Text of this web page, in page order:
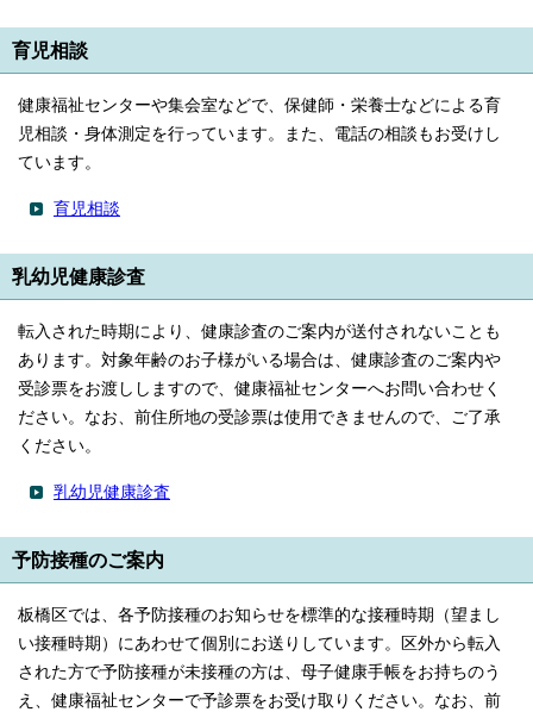
育児相談
健康福祉センターや集会室などで、保健師・栄養士などによる育
児相談・身体測定を行っています。また、電話の相談もお受けし
ています。
育児相談
乳幼児健康診査
転入された時期により、健康診査のご案内が送付されないことも
あります。対象年齢のお子様がいる場合は、健康診査のご案内や
受診票をお渡ししますので、健康福祉センターへお問い合わせく
ださい。なお、前住所地の受診票は使用できませんので、ご了承
ください。
乳幼児健康診査
予防接種のご案内
板橋区では、各予防接種のお知らせを標準的な接種時期（望まし
い接種時期）にあわせて個別にお送りしています。区外から転入
された方で予防接種が未接種の方は、母子健康手帳をお持ちのう
え、健康福祉センターで予診票をお受け取りください。なお、前